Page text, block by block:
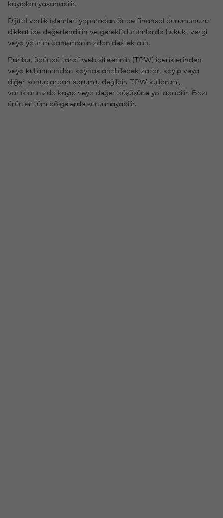
kayıpları yaşanabilir.
Dijital varlık işlemleri yapmadan önce finansal durumunuzu
dikkatlice değerlendirin ve gerekli durumlarda hukuk, vergi
veya yatırım danışmanınızdan destek alın.
Paribu, üçüncü taraf web sitelerinin (TPW) içeriklerinden
veya kullanımından kaynaklanabilecek zarar, kayıp veya
diğer sonuçlardan sorumlu değildir. TPW kullanımı,
varlıklarınızda kayıp veya değer düşüşüne yol açabilir. Bazı
ürünler tüm bölgelerde sunulmayabilir.